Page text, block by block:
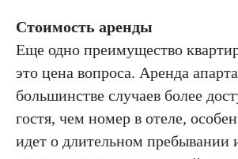
Стоимость аренды
Еще одно преимущество
это цена вопроса. Аренда
большинстве случаев более
гостя, чем номер в отеле,
идет о длительном пребывании